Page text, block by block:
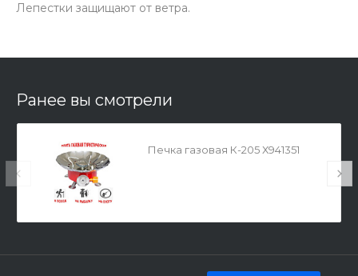
Лепестки защищают от ветра.
Ранее вы смотрели
Печка газовая К-205 Х941351